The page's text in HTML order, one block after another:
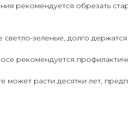
рекомендуется обрезать
зеленые, долго держатся
рекомендуется
может расти десятки лет,